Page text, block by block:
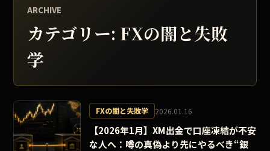
ARCHIVE
カテゴリー: FXの闇と失敗
学
FXの闇と失敗学 2026.01.16
【2026年1月】XM出金で口座凍結が不安
な人へ：噂の真偽より先にやるべき“銀